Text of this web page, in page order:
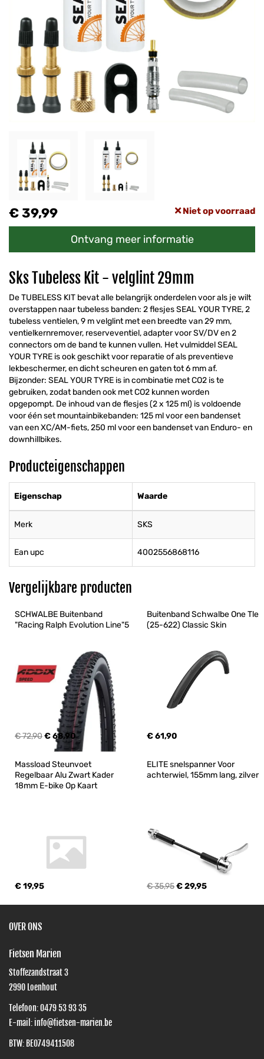
€ 39,99 Niet op voorraad
Ontvang meer informatie
Sks Tubeless Kit - velglint 29mm
De TUBELESS KIT bevat alle belangrijk onderdelen voor als je wilt
overstappen naar tubeless banden: 2 flesjes SEAL YOUR TYRE, 2
tubeless ventielen, 9 m velglint met een breedte van 29 mm,
ventielkernremover, reserveventiel, adapter voor SV/DV en 2
connectors om de band te kunnen vullen. Het vulmiddel SEAL
YOUR TYRE is ook geschikt voor reparatie of als preventieve
lekbeschermer, en dicht scheuren en gaten tot 6 mm af.
Bijzonder: SEAL YOUR TYRE is in combinatie met CO2 is te
gebruiken, zodat banden ook met CO2 kunnen worden
opgepompt. De inhoud van de flesjes (2 x 125 ml) is voldoende
voor één set mountainbikebanden: 125 ml voor een bandenset
van een XC/AM-fiets, 250 ml voor een bandenset van Enduro- en
downhillbikes.
Producteigenschappen
Eigenschap Waarde
Merk SKS
Ean upc 4002556868116
Vergelijkbare producten
SCHWALBE Buitenband
"Racing Ralph Evolution Line"5
€ 72,90€ 68,90
Buitenband Schwalbe One Tle
(25-622) Classic Skin
€ 61,90
Massload Steunvoet
Regelbaar Alu Zwart Kader
18mm E-bike Op Kaart
€ 19,95
ELITE snelspanner Voor
achterwiel, 155mm lang, zilver
€ 35,95€ 29,95
OVER ONS
Fietsen Marien
Stoffezandstraat 3
2990 Loenhout
Telefoon:0479 53 93 35
E-mail: info@fietsen-marien.be
BTW: BE0749411508